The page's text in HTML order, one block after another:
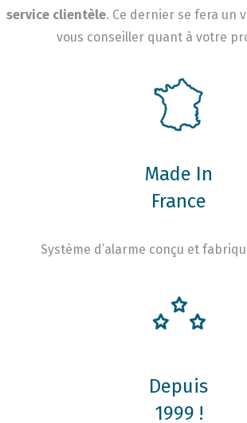
service clientèle. Ce dernier se fera un
vous conseiller quant à votre
Made In
France
Système d’alarme conçu et
Depuis
1999 !